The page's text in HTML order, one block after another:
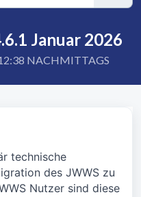
Januar 2026
NACHMITTAGS
technische
des JWWS zu
Nutzer sind diese